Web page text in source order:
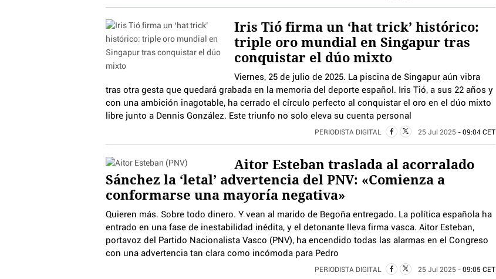
Iris Tió firma un ‘hat trick’ histórico:
triple oro mundial en Singapur tras
conquistar el dúo mixto
Viernes, 25 de julio de 2025. La piscina de Singapur aún vibra
tras otra gesta que quedará grabada en la memoria del deporte español. Iris Tió, a sus 22 años y
con una ambición inagotable, ha cerrado el círculo perfecto al conquistar el oro en el dúo mixto
libre junto a Dennis González. Este triunfo no solo eleva su cuenta personal
PERIODISTA DIGITAL 25 Jul 2025 - 09:04 CET
Aitor Esteban traslada al acorralado
Sánchez la ‘letal’ advertencia del PNV: «Comienza a
conformarse una mayoría negativa»
Quieren más. Sobre todo dinero. Y vean al marido de Begoña entregado. La política española ha
entrado en una fase de inestabilidad inédita, y el detonante lleva firma vasca. Aitor Esteban,
portavoz del Partido Nacionalista Vasco (PNV), ha encendido todas las alarmas en el Congreso
con una advertencia tan clara como incómoda para Pedro
PERIODISTA DIGITAL 25 Jul 2025 - 09:05 CET